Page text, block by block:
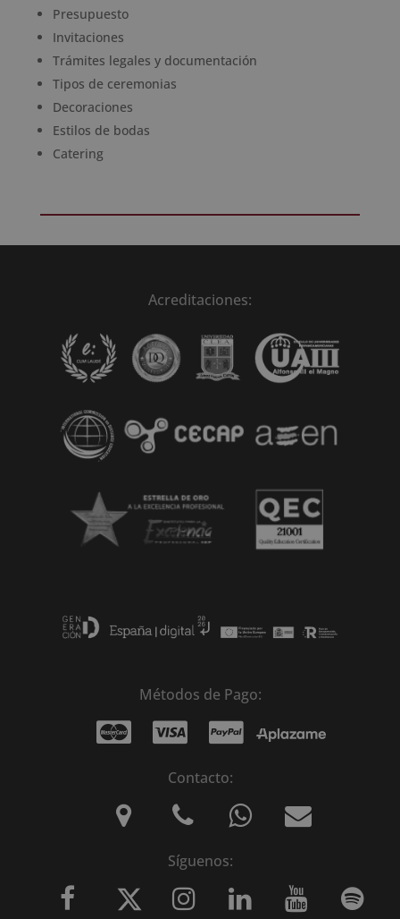
Presupuesto
Invitaciones
Trámites legales y documentación
Tipos de ceremonias
Decoraciones
Estilos de bodas
Catering
Acreditaciones:
Métodos de Pago:
Contacto:
Síguenos: